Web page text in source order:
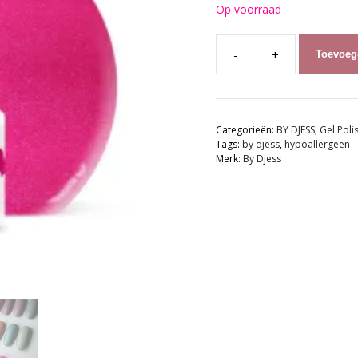
Op voorraad
DJESS
Gel
|
185
Especially
Categorieën: BY DJESS, Gel
Tags: by djess, hypoallergeen
Merk: By Djess